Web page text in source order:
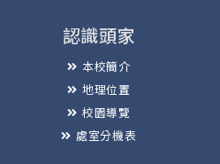
認識頭家
本校簡介
地理位置
校園導覽
處室分機表